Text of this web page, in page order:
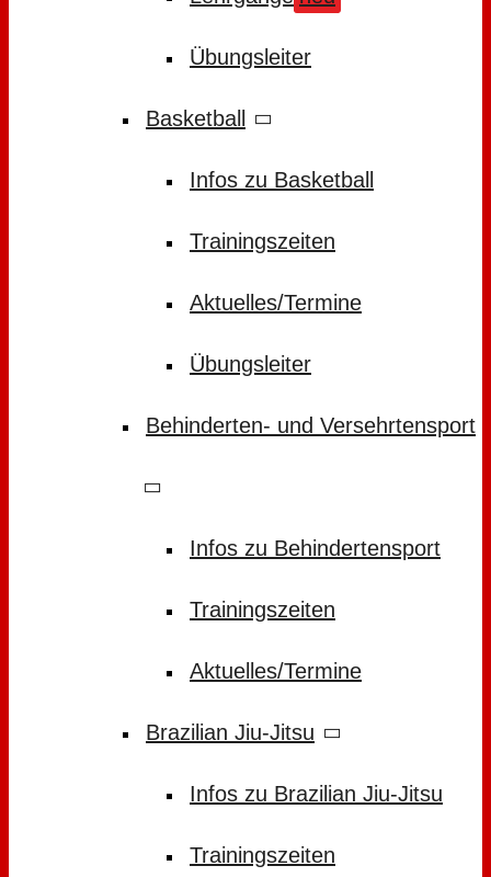
Übungsleiter
Basketball
Infos zu Basketball
Trainingszeiten
Aktuelles/Termine
Übungsleiter
Behinderten- und Versehrtensport
Infos zu Behindertensport
Trainingszeiten
Aktuelles/Termine
Brazilian Jiu-Jitsu
Infos zu Brazilian Jiu-Jitsu
Trainingszeiten